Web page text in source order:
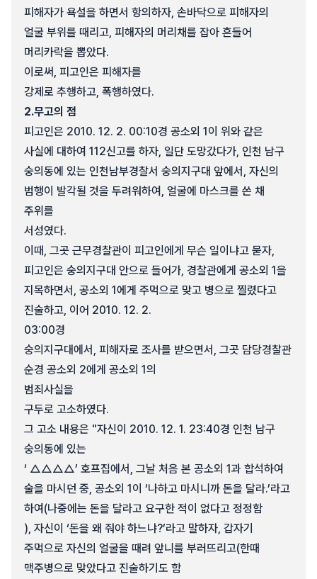
피해자가 욕설을 하면서 항의하자, 손바닥으로 피해자의
얼굴 부위를 때리고, 피해자의 머리채를 잡아 흔들어
머리카락을 뽑았다.
이로써, 피고인은 피해자를
강제로 추행하고, 폭행하였다.
2.무고의 점
피고인은 2010. 12. 2. 00:10경 공소외 1이 위와 같은
사실에 대하여 112신고를 하자, 일단 도망갔다가, 인천 남구
숭의동에 있는 인천남부경찰서 숭의지구대 앞에서, 자신의
범행이 발각될 것을 두려워하여, 얼굴에 마스크를 쓴 채
주위를
서성였다.
이때, 그곳 근무경찰관이 피고인에게 무슨 일이냐고 묻자,
피고인은 숭의지구대 안으로 들어가, 경찰관에게 공소외 1을
지목하면서, 공소외 1에게 주먹으로 맞고 병으로 찔렸다고
진술하고, 이어 2010. 12. 2.
03:00경
숭의지구대에서, 피해자로 조사를 받으면서, 그곳 담당경찰관
순경 공소외 2에게 공소외 1의
범죄사실을
구두로 고소하였다.
그 고소 내용은 "자신이 2010. 12. 1. 23:40경 인천 남구
숭의동에 있는
‘ △△△△’ 호프집에서, 그날 처음 본 공소외 1과 합석하여
술을 마시던 중, 공소외 1이 ‘나하고 마시니까 돈을 달라.’라고
하여(나중에는 돈을 달라고 요구한 적이 없다고 정정함
), 자신이 ‘돈을 왜 줘야 하느냐?’라고 말하자, 갑자기
주먹으로 자신의 얼굴을 때려 앞니를 부러뜨리고(한때
맥주병으로 맞았다고 진술하기도 함